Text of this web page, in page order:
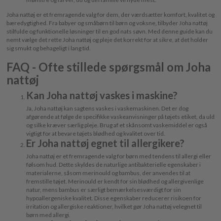
Joha nattøj er et fremragende valg for dem, der værdsætter komfort, kvalitet og
bæredygtighed. Fra babyer og småbørn til børn og voksne, tilbyder Joha nattøj
stilfulde og funktionelle løsninger til en god nats søvn. Med denne guide kan du
nemt vælge det rette Joha nattøj og pleje det korrekt for at sikre, at det holder
sig smukt og behageligt i lang tid.
FAQ - Ofte stillede spørgsmål om Joha
nattøj
Kan Joha nattøj vaskes i maskine?
Ja, Joha nattøj kan sagtens vaskes i vaskemaskinen. Det er dog
afgørende at følge de specifikke vaskeanvisninger på tøjets etiket, da uld
og silke kræver særlig pleje. Brug af et skånsomt vaskemiddel er også
vigtigt for at bevare tøjets blødhed og kvalitet over tid.
Er Joha nattøj egnet til allergikere?
Joha nattøj er et fremragende valg for børn med tendens til allergi eller
følsom hud. Dette skyldes de naturlige antibakterielle egenskaber i
materialerne, såsom merinould og bambus, der anvendes til at
fremstille tøjet. Merinould er kendt for sin blødhed og allergivenlige
natur, mens bambus er særligt bemærkelsesværdigt for sin
hypoallergeniske kvalitet. Disse egenskaber reducerer risikoen for
irritation og allergiske reaktioner, hvilket gør Joha nattøj velegnet til
børn med allergi.